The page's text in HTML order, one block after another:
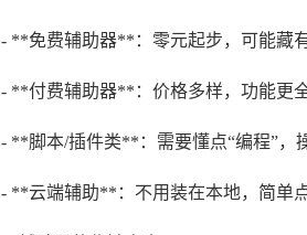
- **免费辅助器**：零元起步，可能藏
- **付费辅助器**：价格多样，功能更
- **脚本/插件类**：需要懂点“编程”，
- **云端辅助**：不用装在本地，简单